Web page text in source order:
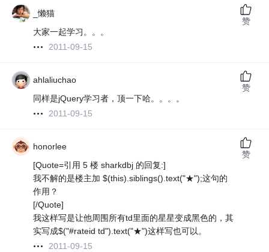
_懒猫
大家一起学习。。。
2011-09-15
赞
ahlaliuchao
同样是jQuery学习者，顶一下哈。。。。
2011-09-15
赞
honorlee
[Quote=引用 5 楼 sharkdbj 的回复:]
我不解的是楼主加 $(this).siblings().text("★");这句的
作用？
[/Quote]
我这样写是让他周围所有td里面的星星变成黑色的，其
实写成$("#rateid td").text("★")这样写也可以。
2011-09-15
赞